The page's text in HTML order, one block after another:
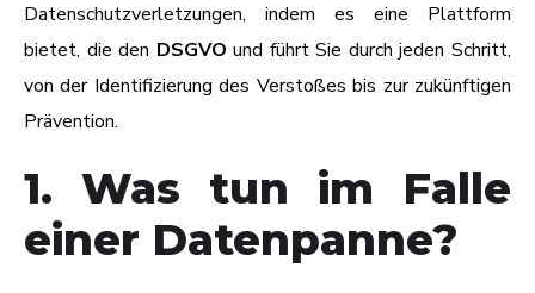
Datenschutzverletzungen, indem es eine Plattform
bietet, die den DSGVO und führt Sie durch jeden Schritt,
von der Identifizierung des Verstoßes bis zur zukünftigen
Prävention.
1. Was tun im Falle
einer Datenpanne?